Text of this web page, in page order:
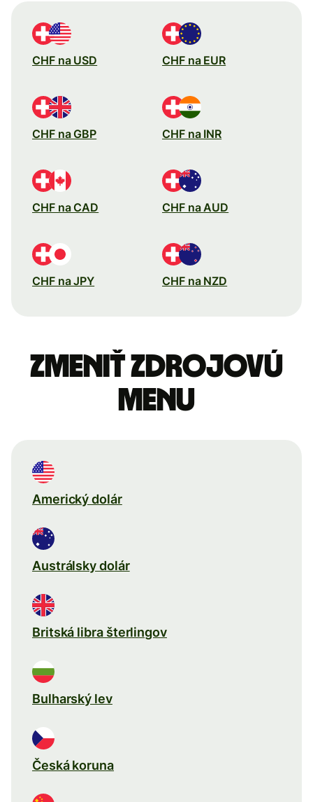
CHF na USD CHF na EUR
CHF na GBP CHF na INR
CHF na CAD CHF na AUD
CHF na JPY CHF na NZD
Zmeniť zdrojovú
menu
Americký dolár
Austrálsky dolár
Britská libra šterlingov
Bulharský lev
Česká koruna